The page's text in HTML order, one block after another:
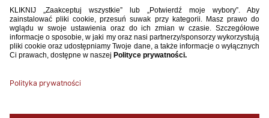
20. Damian Albrycht (Stal Rzeszów)
21. Oliwier Madej (Stal Rzeszów)